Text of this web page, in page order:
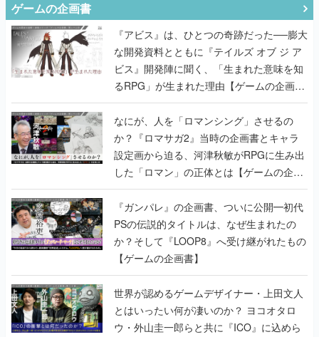
ゲームの企画書
『アビス』は、ひとつの奇跡だった──膨大
な開発資料とともに『テイルズ オブ ジ ア
ビス』開発陣に聞く、「生まれた意味を知
るRPG」が生まれた理由【ゲームの企画
書】
なにが、人を「ロマンシング」させるの
か？『ロマサガ2』当時の企画書とキャラ
設定画から迫る、河津秋敏がRPGに生み出
した「ロマン」の正体とは【ゲームの企画
書】
『ガンパレ』の企画書、ついに公開━初代
PSの伝説的タイトルは、なぜ生まれたの
か？そして『LOOP8』へ受け継がれたもの
【ゲームの企画書】
世界が認めるゲームデザイナー・上田文人
とはいったい何が凄いのか？ ヨコオタロ
ウ・外山圭一郎らと共に『ICO』に込めら